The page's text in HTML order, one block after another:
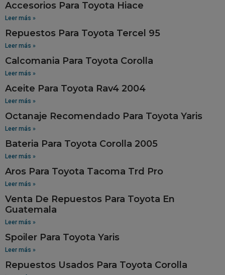
Accesorios Para Toyota Hiace
Leer más »
Repuestos Para Toyota Tercel 95
Leer más »
Calcomania Para Toyota Corolla
Leer más »
Aceite Para Toyota Rav4 2004
Leer más »
Octanaje Recomendado Para Toyota Yaris
Leer más »
Bateria Para Toyota Corolla 2005
Leer más »
Aros Para Toyota Tacoma Trd Pro
Leer más »
Venta De Repuestos Para Toyota En
Guatemala
Leer más »
Spoiler Para Toyota Yaris
Leer más »
Repuestos Usados Para Toyota Corolla